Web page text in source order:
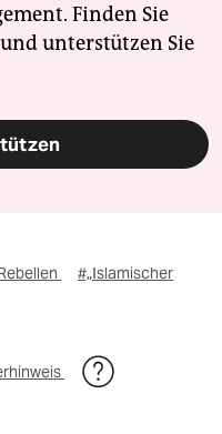
Finden Sie
unterstützen Sie
#„Islamischer